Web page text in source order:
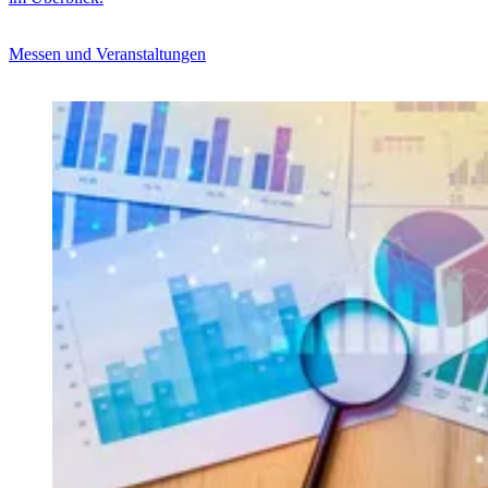
Messen und Veranstaltungen